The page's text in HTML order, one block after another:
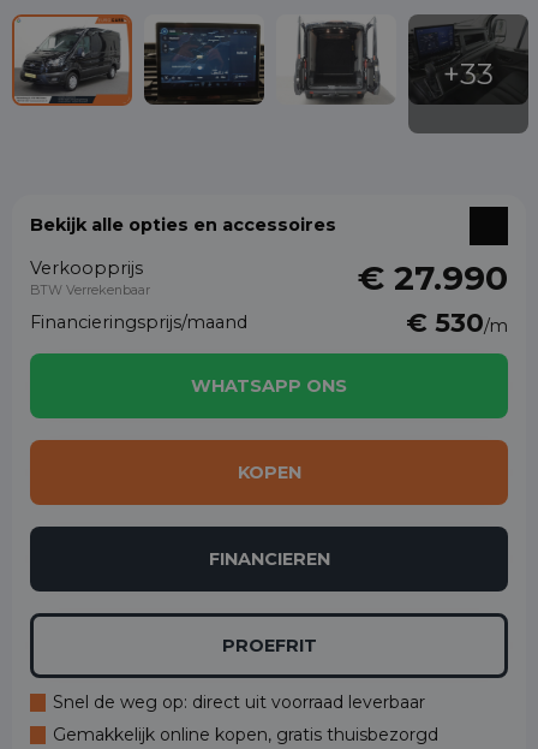
Bekijk alle opties en accessoires
Verkoopprijs
BTW Verrekenbaar € 27.990
Financieringsprijs/maand € 530/m
WHATSAPP ONS
KOPEN
FINANCIEREN
PROEFRIT
Snel de weg op: direct uit voorraad leverbaar
Gemakkelijk online kopen, gratis thuisbezorgd